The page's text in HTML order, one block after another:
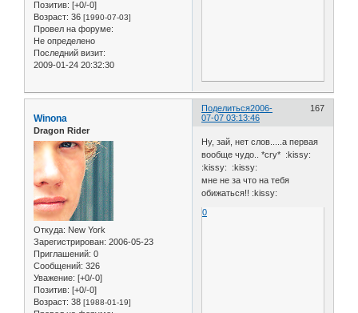
Позитив: [+0/-0]
Возраст: 36 [1990-07-03]
Провел на форуме:
Не определено
Последний визит:
2009-01-24 20:32:30
Поделиться 167
2006-
07-07 03:13:46
Winona
Dragon Rider
Откуда: New York
Зарегистрирован: 2006-05-23
Приглашений: 0
Сообщений: 326
Уважение: [+0/-0]
Позитив: [+0/-0]
Возраст: 38 [1988-01-19]
Ну, зай, нет слов.....а первая
вообще чудо.. *cry* :kissy:
:kissy: :kissy:
мне не за что на тебя
обижаться!! :kissy:
0